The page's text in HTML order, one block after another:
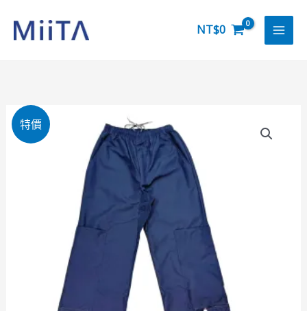
NT$0
特價
專
利